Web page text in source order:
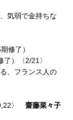
気弱で金持ちな
修了）
）〈2/21〉
、フランス人の
〉 齋藤菜々子